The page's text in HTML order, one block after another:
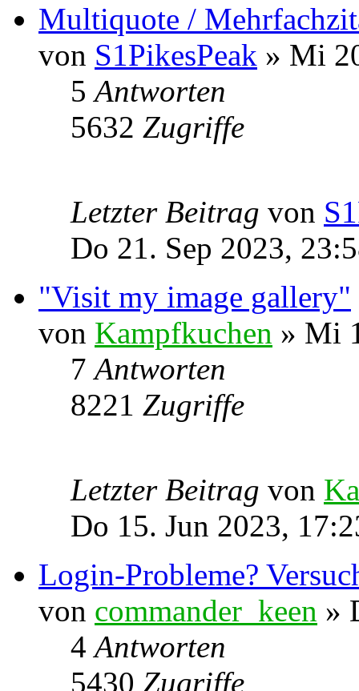
Multiquote /
von S1PikesPeak » Mi
5Antworten
5632 Zugriffe
Letzter Beitrag von
Do 21. Sep 2023,
"Visit my image gallery"
von Kampfkuchen » Mi
7Antworten
8221 Zugriffe
Letzter Beitrag von
Do 15. Jun 2023,
Login-Probleme?
von commander_keen »
4Antworten
5430 Zugriffe